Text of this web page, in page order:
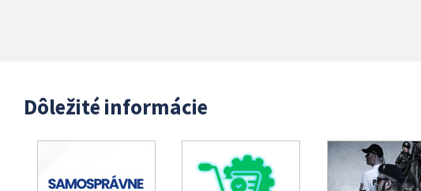
Dôležité informácie